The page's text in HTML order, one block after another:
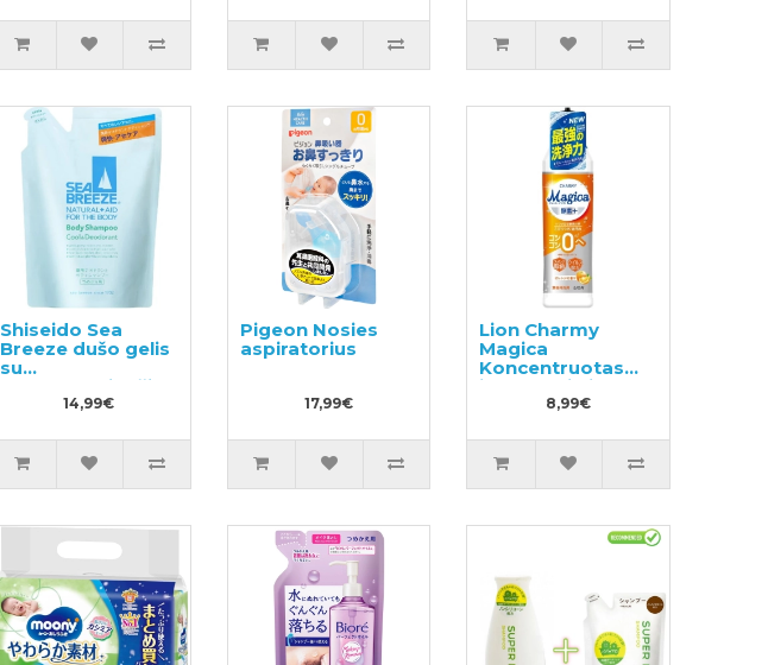
Shiseido Sea
Breeze dušo gelis
su
dezodoruojančiu
efektu, užpildas
14,99€
Pigeon Nosies
aspiratorius
17,99€
Lion Charmy
Magica
Koncentruotas
indų ploviklis
8,99€